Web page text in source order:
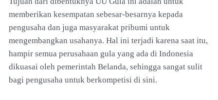
memberikan kesempatan sebesar-besarnya kepada
pengusaha dan juga masyarakat pribumi untuk
mengembangkan usahanya. Hal ini terjadi karena saat itu,
hampir semua perusahaan gula yang ada di Indonesia
dikuasai oleh pemerintah Belanda, sehingga sangat sulit
bagi pengusaha untuk berkompetisi di sini.